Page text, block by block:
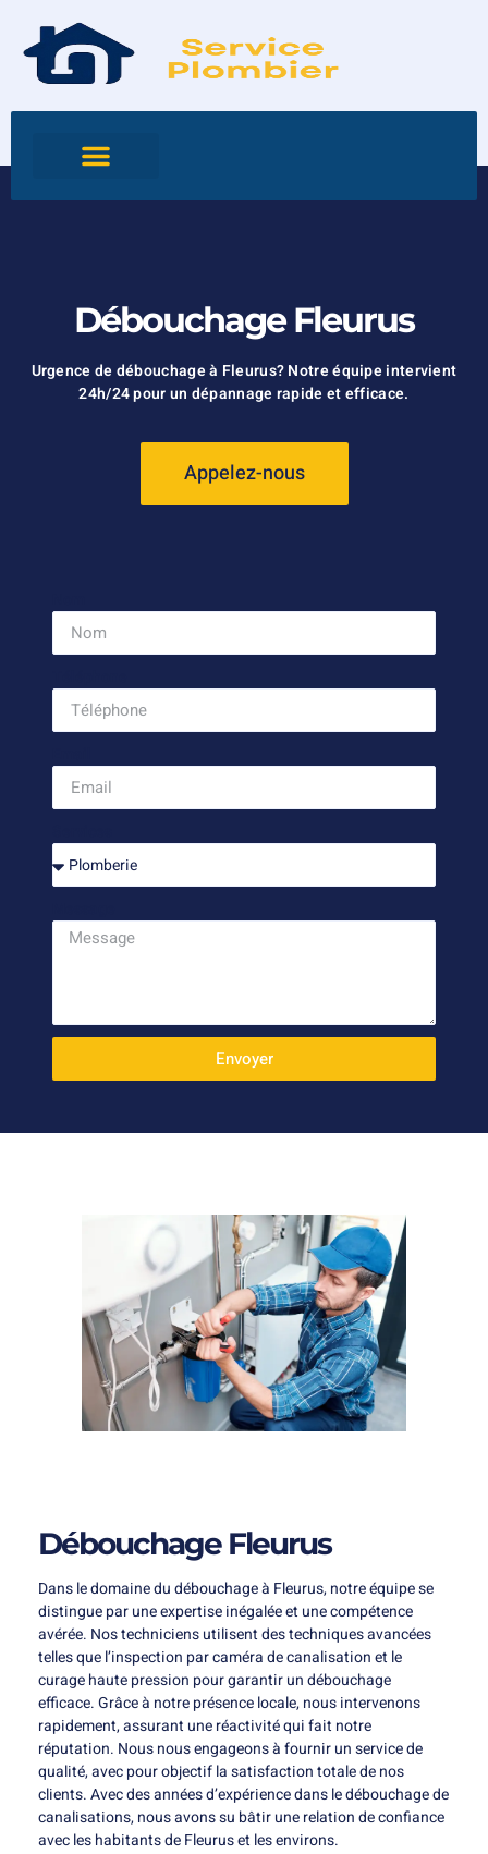
Débouchage Fleurus
Urgence de débouchage à Fleurus? Notre équipe intervient
24h/24 pour un dépannage rapide et efficace.
Appelez-nous
Envoyer
Débouchage Fleurus
Dans le domaine du débouchage à Fleurus, notre équipe se
distingue par une expertise inégalée et une compétence
avérée. Nos techniciens utilisent des techniques avancées
telles que l’inspection par caméra de canalisation et le
curage haute pression pour garantir un débouchage
efficace. Grâce à notre présence locale, nous intervenons
rapidement, assurant une réactivité qui fait notre
réputation. Nous nous engageons à fournir un service de
qualité, avec pour objectif la satisfaction totale de nos
clients. Avec des années d’expérience dans le débouchage de
canalisations, nous avons su bâtir une relation de confiance
avec les habitants de Fleurus et les environs.